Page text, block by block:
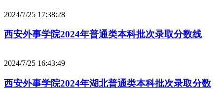
2024/7/25 17:38:28
西安外事学院2024年普通类本科批次录取分数线
2024/7/25 16:43:49
西安外事学院2024年湖北普通类本科批次录取分数